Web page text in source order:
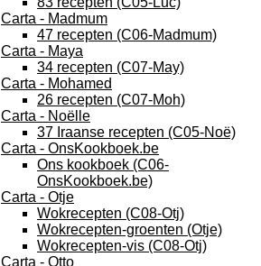
Carta - Madmum
47 recepten (C06-Madmum)
Carta - Maya
34 recepten (C07-May)
Carta - Mohamed
26 recepten (C07-Moh)
Carta - Noëlle
37 Iraanse recepten (C05-Noë)
Carta - OnsKookboek.be
Ons kookboek (C06-
OnsKookboek.be)
Carta - Otje
Wokrecepten (C08-Otj)
Wokrecepten-groenten (Otje)
Wokrecepten-vis (C08-Otj)
Carta - Otto